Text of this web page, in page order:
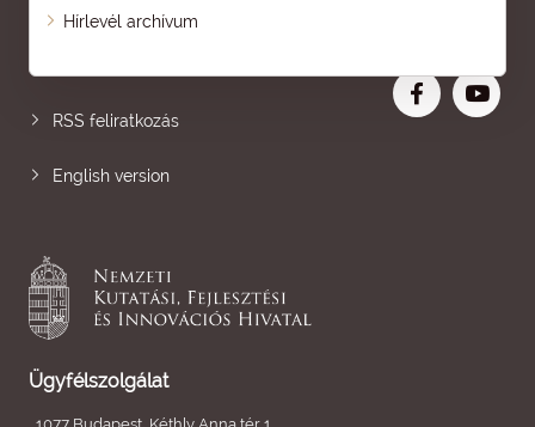
Hírlevél archívum
Oldaltérkép
RSS feliratkozás
English version
Ügyfélszolgálat